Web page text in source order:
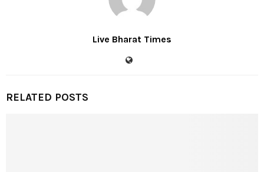
Live Bharat Times
RELATED POSTS